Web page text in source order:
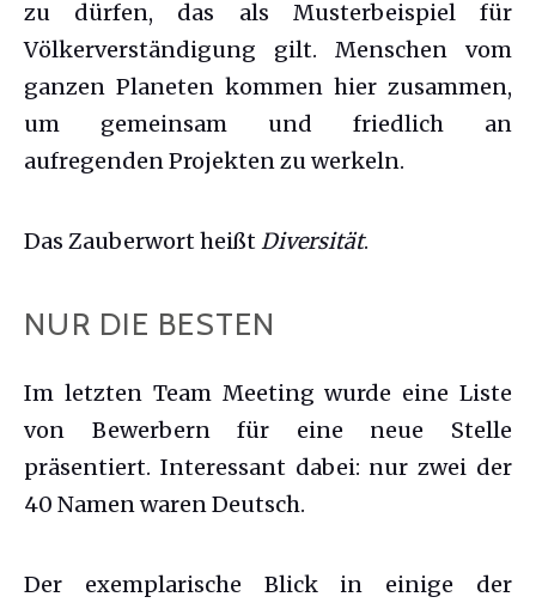
zu dürfen, das als Musterbeispiel für
Völkerverständigung gilt. Menschen vom
ganzen Planeten kommen hier zusammen,
um gemeinsam und friedlich an
aufregenden Projekten zu werkeln.
Das Zauberwort heißtDiversität.
NUR DIE BESTEN
Im letzten Team Meeting wurde eine Liste
von Bewerbern für eine neue Stelle
präsentiert. Interessant dabei: nur zwei der
40 Namen waren Deutsch.
Der exemplarische Blick in einige der